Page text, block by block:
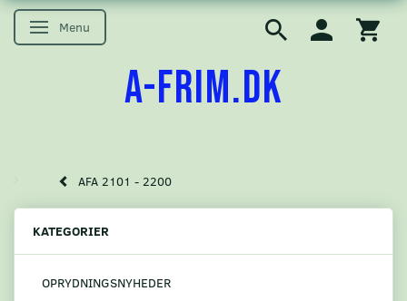
Skifte navigation
Menu
A-FRIM.DK
AFA 2101 - 2200
KATEGORIER
OPRYDNINGSNYHEDER